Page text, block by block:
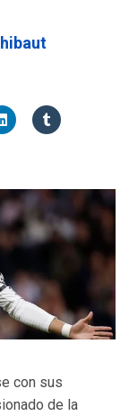
con sus
de la